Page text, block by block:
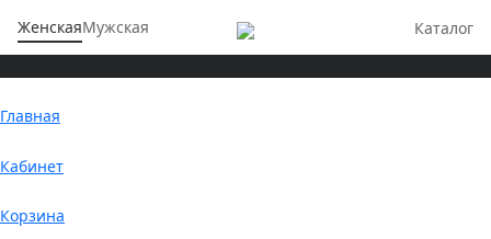
ЖенскаяМужская Каталог
Главная
Кабинет
Корзина